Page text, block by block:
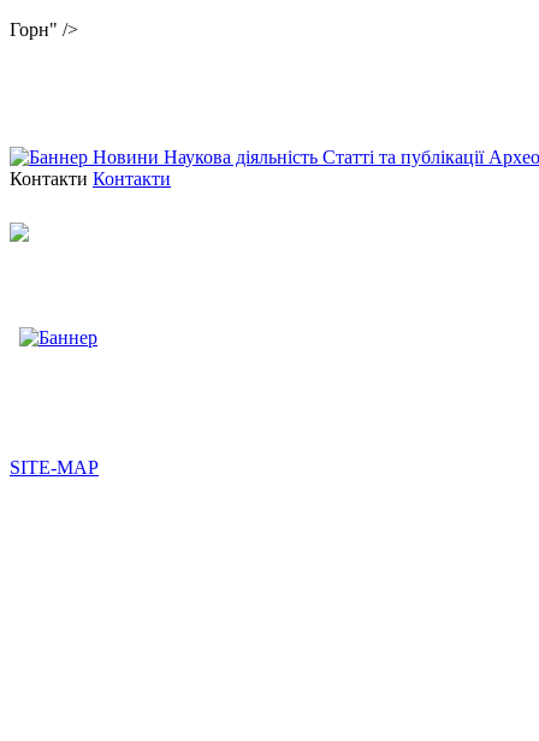
Горн" />
Новини Наукова діяльність Статті та публікації
Контакти Контакти
SITE-MAP